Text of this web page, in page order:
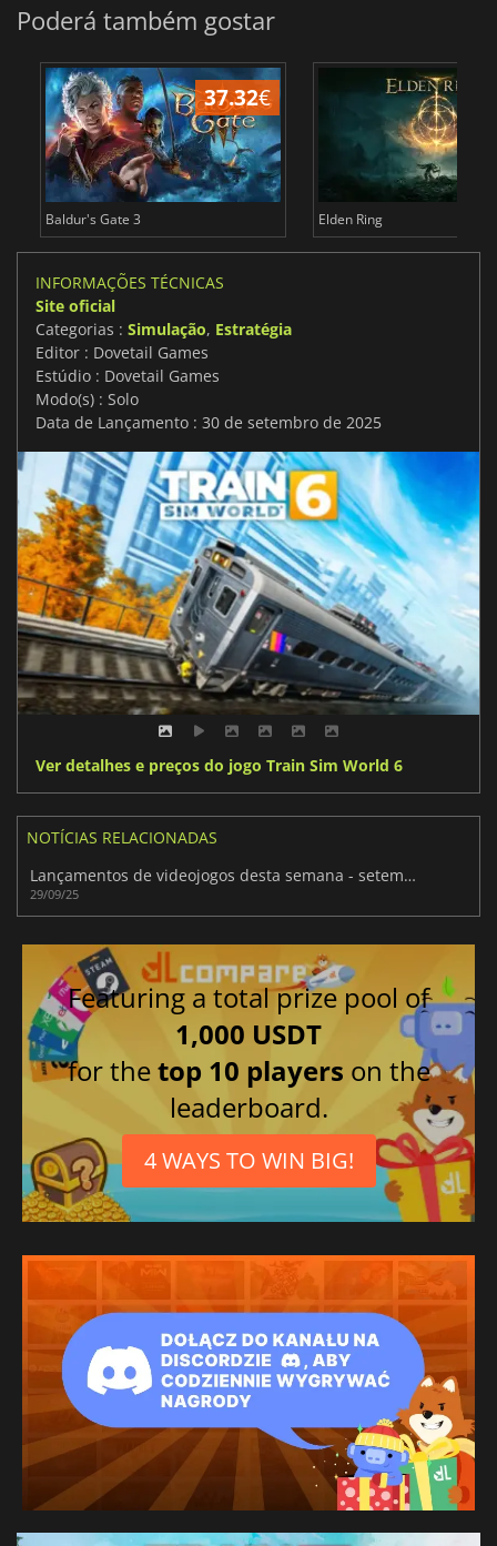
Poderá também gostar
37.32€
Baldur's Gate 3 Elden Ring
INFORMAÇÕES TÉCNICAS
Site oficial
Categorias : Simulação, Estratégia
Editor : Dovetail Games
Estúdio : Dovetail Games
Modo(s) : Solo
Data de Lançamento : 30 de setembro de 2025
Ver detalhes e preços do jogo Train Sim World 6
NOTÍCIAS RELACIONADAS
Lançamentos de videojogos desta semana - setembro/outubro de 2025 (Semana 40)
29/09/25
Featuring a total prize pool of
1,000 USDT
for thetop 10 players on the
leaderboard.
4 WAYS TO WIN BIG!